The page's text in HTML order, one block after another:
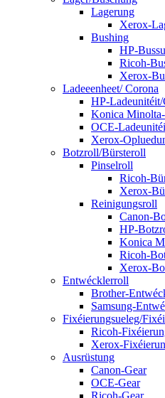
Lagerung
Xerox-
Bushing
HP-
Ricoh-
Xerox-
Ladeeenheet/ Corona
HP-Ladeunitéit/
Konica
OCE-
Xerox-
Botzroll/Bürsteroll
Pinselroll
Ricoh-
Xerox-
Reinigungsroll
Canon-
HP-
Konica
Ricoh-
Xerox-
Entwécklerroll
Brother-
Samsung-
Fixéierungsueleg/
Ricoh-
Xerox-
Ausrüstung
Canon-Gear
OCE-Gear
Ricoh-Gear